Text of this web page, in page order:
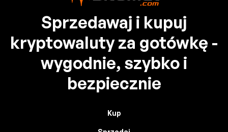
Sprzedawaj i kupuj
kryptowaluty za gotówkę -
wygodnie, szybko i
bezpiecznie
Kup